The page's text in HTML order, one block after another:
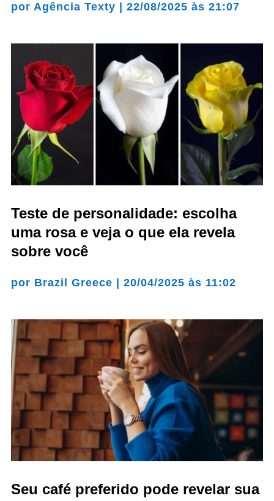
por Agência Texty 22/08/2025 às 21:07
Teste de personalidade: escolha
uma rosa e veja o que ela revela
sobre você
por Brazil Greece | 20/04/2025 às 11:02
Seu café preferido pode revelar sua